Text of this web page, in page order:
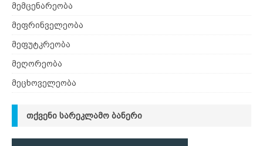
მემცენარეობა
მეფრინველეობა
მეფუტკრეობა
მეღორეობა
მეცხოველეობა
ᲗᲥᲕᲔᲜᲘ ᲡᲐᲠᲔᲙᲚᲐᲛᲝ ᲑᲐᲜᲔᲠᲘ